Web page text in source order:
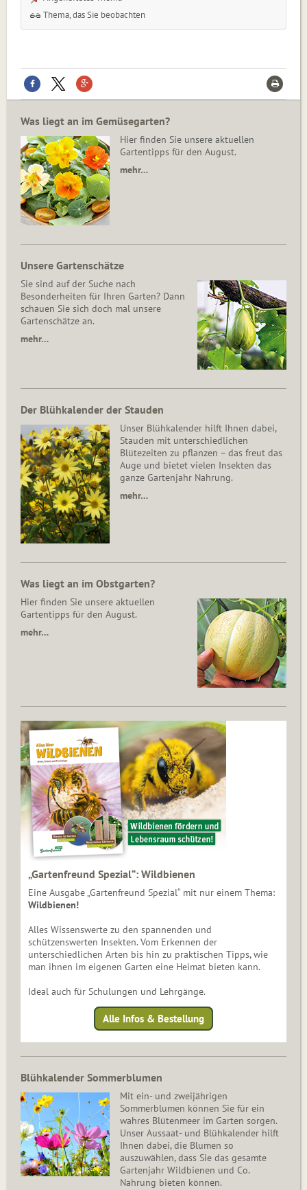
Thema, das Sie beobachten
Was liegt an im Gemüsegarten?
Hier finden Sie unsere aktuellen
Gartentipps für den August.
mehr…
Unsere Gartenschätze
Sie sind auf der Suche nach
Besonderheiten für Ihren Garten? Dann
schauen Sie sich doch mal unsere
Gartenschätze an.
mehr…
Der Blühkalender der Stauden
Unser Blühkalender hilft Ihnen dabei,
Stauden mit unterschiedlichen
Blütezeiten zu pflanzen – das freut das
Auge und bietet vielen Insekten das
ganze Gartenjahr Nahrung.
mehr…
Was liegt an im Obstgarten?
Hier finden Sie unsere aktuellen
Gartentipps für den August.
mehr…
„Gartenfreund Spezial“: Wildbienen
Eine Ausgabe „Gartenfreund Spezial“ mit nur einem Thema:
Wildbienen!
Alles Wissenswerte zu den spannenden und
schützenswerten Insekten. Vom Erkennen der
unterschiedlichen Arten bis hin zu praktischen Tipps, wie
man ihnen im eigenen Garten eine Heimat bieten kann.
Ideal auch für Schulungen und Lehrgänge.
Alle Infos & Bestellung
Blühkalender Sommerblumen
Mit ein- und zweijährigen
Sommerblumen können Sie für ein
wahres Blütenmeer im Garten sorgen.
Unser Aussaat- und Blühkalender hilft
Ihnen dabei, die Blumen so
auszuwählen, dass Sie das gesamte
Gartenjahr Wildbienen und Co.
Nahrung bieten können.